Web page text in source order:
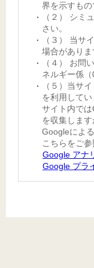
界を示すもの
（２） シミ
さい。
（３） 当サ
場合がありま
（４） お問
ネルギー係
（５）当サ
を利用してい
サイト内で
を収集しま
Googleによ
こちらをご参
Google アナ
Google プラ